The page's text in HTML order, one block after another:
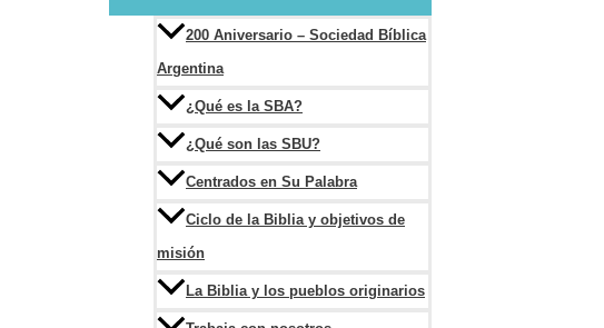
200 Aniversario – Sociedad Bíblica
Argentina
¿Qué es la SBA?
¿Qué son las SBU?
Centrados en Su Palabra
Ciclo de la Biblia y objetivos de
misión
La Biblia y los pueblos originarios